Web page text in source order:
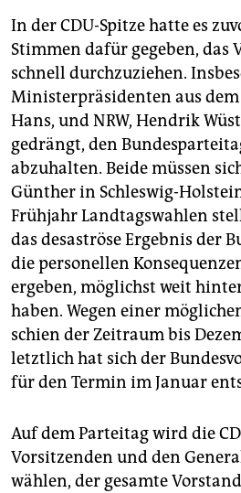
In der CDU-Spitze hatte es
Stimmen dafür gegeben, das
schnell durchzuziehen.
Ministerpräsidenten aus dem
Hans, und NRW, Hendrik
gedrängt, den
abzuhalten. Beide müssen
Günther in Schleswig-
Frühjahr Landtagswahlen
das desaströse Ergebnis der
die personellen
ergeben, möglichst weit
haben. Wegen einer
schien der Zeitraum bis
letztlich hat sich der
für den Termin im Januar
Auf dem Parteitag wird die
Vorsitzenden und den
wählen, der gesamte